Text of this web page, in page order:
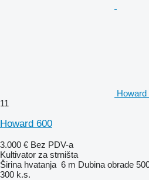
11
Howard 600
3.000 € Bez PDV-a
Kultivator za strništa
Širina hvatanja 6 m Dubina obrade
300 k.s.